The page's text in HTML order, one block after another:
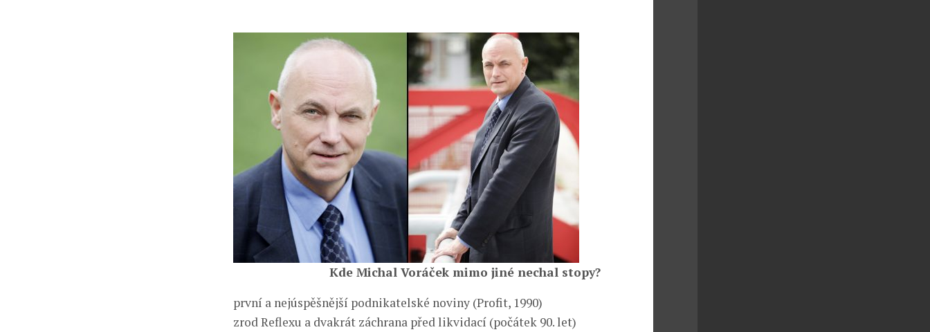
Kde Michal Voráček mimo jiné nechal stopy?
první a nejúspěšnější podnikatelské noviny (Profit, 1990)
zrod Reflexu a dvakrát záchrana před likvidací (počátek 90. let)